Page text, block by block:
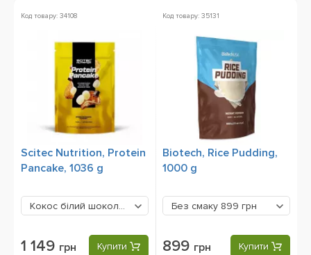
Код товару: 34108
Scitec Nutrition, Protein
Pancake, 1036 g
Кокос білий шоколад 1149 грн
1 149 грн Купити
Код товару: 35131
Biotech, Rice Pudding,
1000 g
Без смаку 899 грн
899 грн Купити